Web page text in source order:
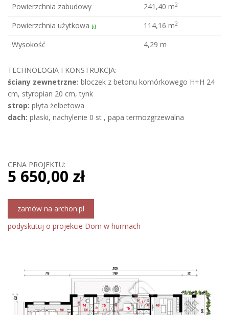
Powierzchnia zabudowy 241,40 m2
Powierzchnia użytkowa [i] 114,16 m2
Wysokość 4,29 m
TECHNOLOGIA I KONSTRUKCJA:
ściany zewnetrzne: bloczek z betonu komórkowego H+H 24
cm, styropian 20 cm, tynk
strop: płyta żelbetowa
dach: płaski, nachylenie 0 st , papa termozgrzewalna
CENA PROJEKTU:
5 650,00 zł
zamów na archon.pl
podyskutuj o projekcie Dom w hurmach